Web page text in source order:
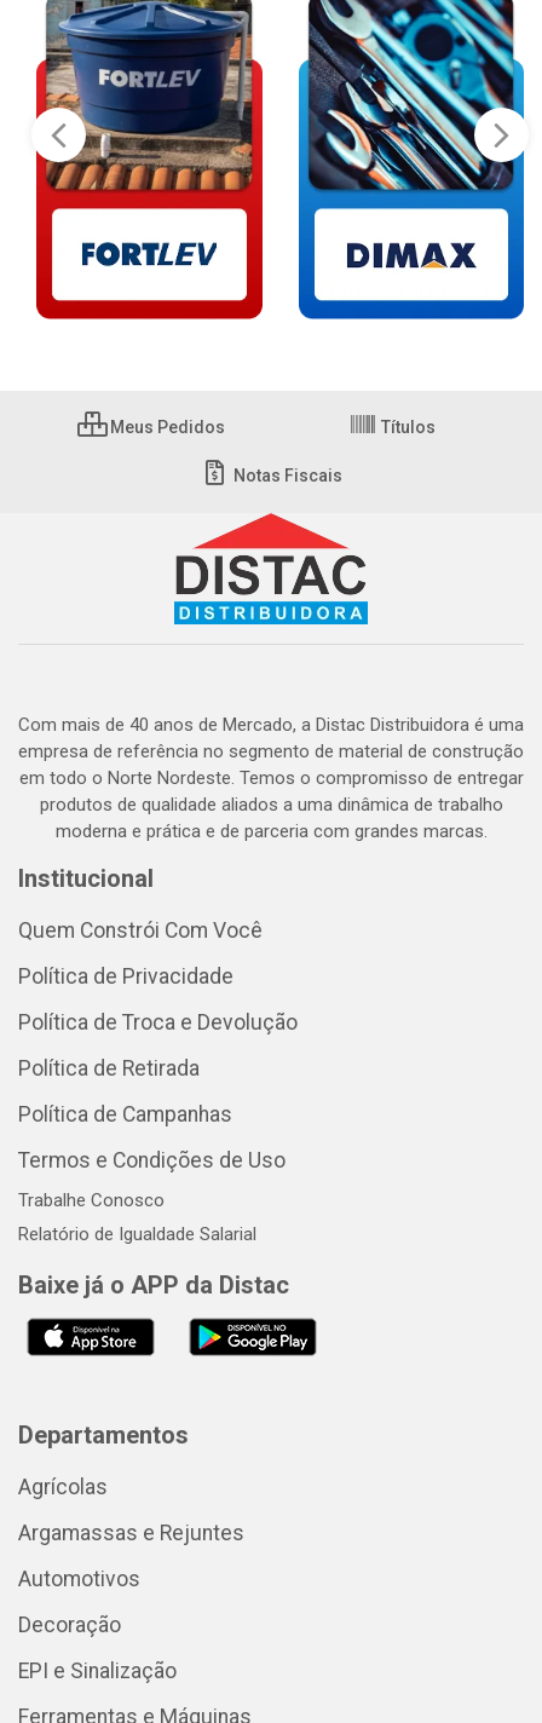
Meus Pedidos Títulos
Notas Fiscais
Com mais de 40 anos de Mercado, a Distac Distribuidora é uma
empresa de referência no segmento de material de construção
em todo o Norte Nordeste. Temos o compromisso de entregar
produtos de qualidade aliados a uma dinâmica de trabalho
moderna e prática e de parceria com grandes marcas.
Institucional
Quem Constrói Com Você
Política de Privacidade
Política de Troca e Devolução
Política de Retirada
Política de Campanhas
Termos e Condições de Uso
Trabalhe Conosco
Relatório de Igualdade Salarial
Baixe já o APP da Distac
Departamentos
Agrícolas
Argamassas e Rejuntes
Automotivos
Decoração
EPI e Sinalização
Ferramentas e Máquinas